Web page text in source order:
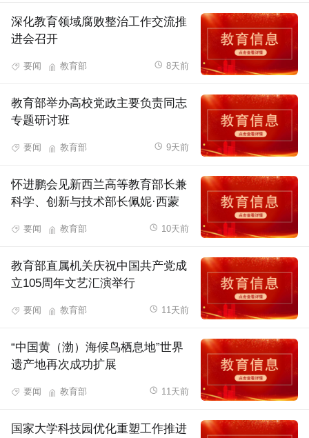
深化教育领域腐败整治工作交流推
进会召开
要闻 教育部 8天前
教育部举办高校党政主要负责同志
专题研讨班
要闻 教育部 9天前
怀进鹏会见新西兰高等教育部长兼
科学、创新与技术部长佩妮·西蒙
要闻 教育部 10天前
教育部直属机关庆祝中国共产党成
立105周年文艺汇演举行
要闻 教育部 11天前
“中国黄（渤）海候鸟栖息地”世界
遗产地再次成功扩展
要闻 教育部 11天前
国家大学科技园优化重塑工作推进